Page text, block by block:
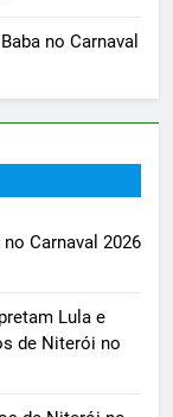
no Carnaval
Carnaval 2026
Lula e
de Niterói no